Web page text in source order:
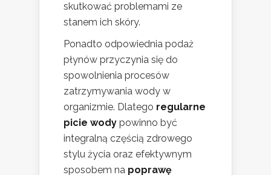
skutkować problemami ze
stanem ich skóry.
Ponadto odpowiednia podaż
płynów przyczynia się do
spowolnienia procesów
zatrzymywania wody w
organizmie. Dlatego regularne
picie wody powinno być
integralną częścią zdrowego
stylu życia oraz efektywnym
sposobem na poprawę